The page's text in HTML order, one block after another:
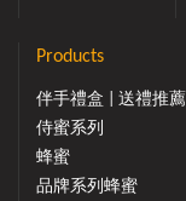
Products
伴手禮盒 | 送禮推薦
侍蜜系列
蜂蜜
品牌系列蜂蜜